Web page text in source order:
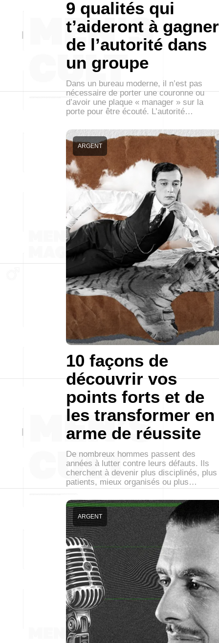
9 qualités qui
t’aideront à gagner
de l’autorité dans
un groupe
Dans un bureau moderne, il n’est pas
nécessaire de porter une couronne ou
d’avoir une plaque « manager » sur la
porte pour être écouté. L’autorité…
10 façons de
découvrir vos
points forts et de
les transformer en
arme de réussite
ARGENT
De nombreux hommes passent des
années à lutter contre leurs défauts. Ils
cherchent à devenir plus disciplinés, plus
patients, mieux organisés ou plus…
ARGENT